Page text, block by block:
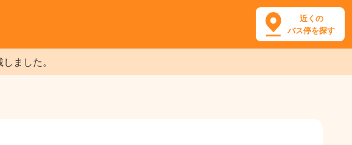
近くの
バス停を探す
ました。